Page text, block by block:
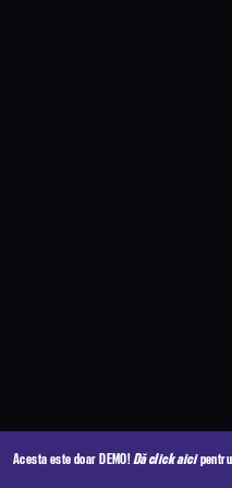
Acesta este doar DEMO!Dă click aicipentru